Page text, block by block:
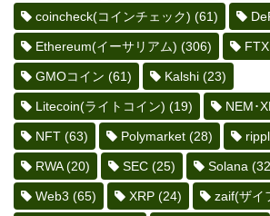
coincheck(コインチェック) (61)
Ethereum(イーサリアム) (306) FTX
GMOコイン (61) Kalshi (23)
Litecoin(ライトコイン) (19) NEM･
NFT (63) Polymarket (28)
RWA(20) SEC (25) Solana
Web3 (65) XRP (24) zaif(ザイ